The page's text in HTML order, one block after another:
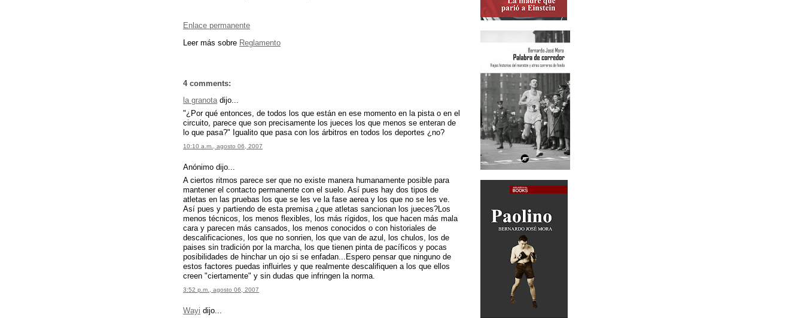
Enlace permanente
Leer más sobre Reglamento
4 comments:
la granota dijo...
"¿Por qué entonces, de todos los que están en ese momento en la pista o en el
circuito, parece que son precisamente los jueces los que menos se enteran de
lo que pasa?" Igualito que pasa con los árbitros en todos los deportes ¿no?
10:10 a.m., agosto 06, 2007
Anónimo dijo...
A ciertos ritmos parece ser que no existe manera humanamente posible para
mantener el contacto permanente con el suelo. Así pues hay dos tipos de
atletas en las pruebas los que se les ve la fase aerea y los que no se les ve.
Así pues y partiendo de esta premisa ¿que atletas sancionan los jueces?Los
menos técnicos, los menos flexibles, los más rígidos, los que hacen más mala
cara y parecen más cansados, los menos conocidos o con historiales de
descalificaciones, los que no sonrien, los que van de azul, los chulos, los de
paises sin tradición por la marcha, los que tienen pinta de pacíficos y pocas
posibilidades de hinchar un ojo si se enfadan...Espero pensar que ninguno de
estos factores puedas influirles y que realmente descalifiquen a los que ellos
creen "ciertamente" y sin dudas que infringen la norma.
3:52 p.m., agosto 06, 2007
Wayi dijo...